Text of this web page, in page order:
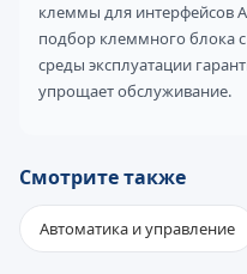
клеммы для интерфейсов
подбор клеммного блока
среды эксплуатации
упрощает обслуживание.
Смотрите также
Автоматика и управление